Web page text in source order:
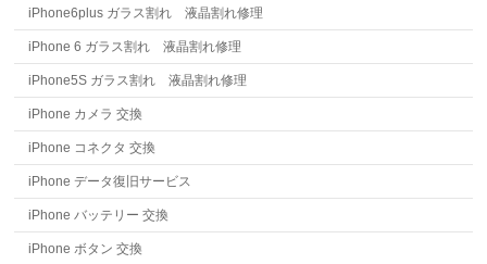
iPhone6plus ガラス割れ 液晶割れ修理
iPhone 6 ガラス割れ 液晶割れ修理
iPhone5S ガラス割れ 液晶割れ修理
iPhone カメラ 交換
iPhone コネクタ 交換
iPhone データ復旧サービス
iPhone バッテリー 交換
iPhone ボタン 交換